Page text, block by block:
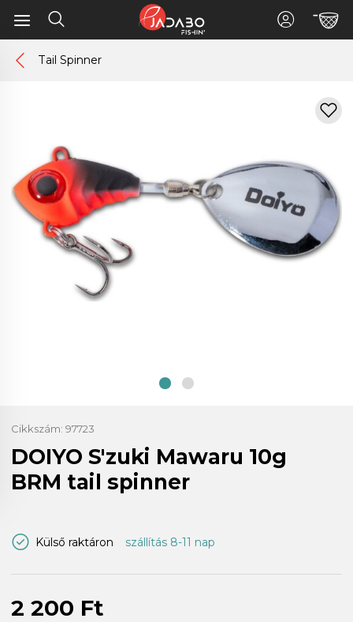
Tail Spinner
Cikkszám: 97723
DOIYO S'zuki Mawaru 10g
BRM tail spinner
Külső raktáron szállítás 8-11 nap
2 200 Ft